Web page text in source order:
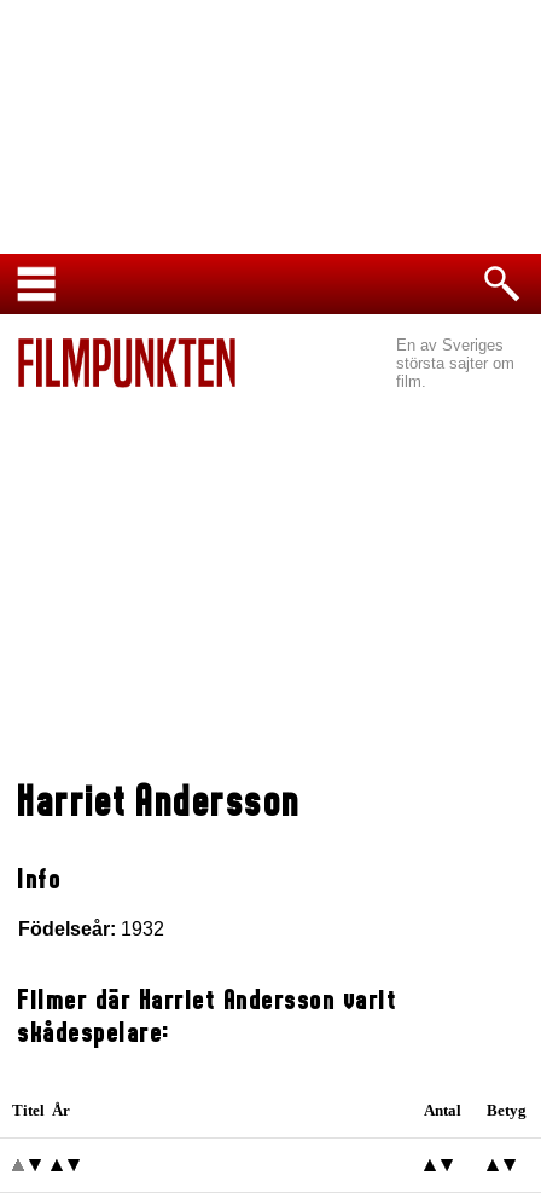
En av Sveriges
största sajter om
film.
Harriet Andersson
Info
Födelseår: 1932
Filmer där Harriet Andersson varit
skådespelare:
Titel År Antal Betyg